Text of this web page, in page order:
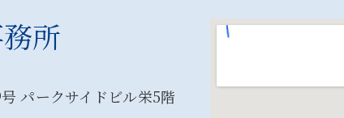
所
パークサイドビル栄5階